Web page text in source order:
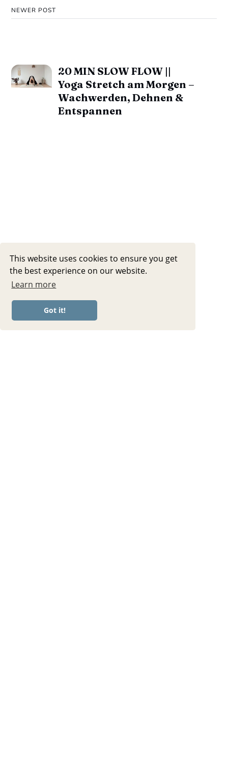
This website uses cookies to ensure you get
the best experience on our website.
Learn more
Got it!
NEWER POST
20 MIN SLOW FLOW ||
Yoga Stretch am Morgen –
Wachwerden, Dehnen &
Entspannen